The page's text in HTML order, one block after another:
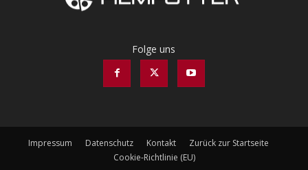
Folge uns
Impressum Datenschutz Kontakt
Zurück zur Startseite
Cookie-Richtlinie (EU)